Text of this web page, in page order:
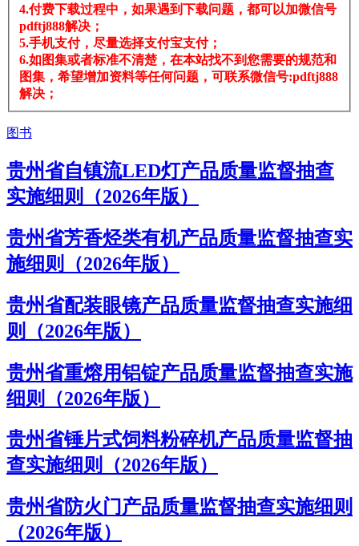
4.付费下载过程中，如果遇到下载问题，都可以加微信号
pdftj888解决；
5.手机支付，尽量选择支付宝支付；
6.如图集或者标准不清楚，在本站找不到您需要的规范和
图集，希望增加资料等任何问题，可联系微信号:pdftj888
解决；
图书
贵州省自镇流LED灯产品质量监督抽查
实施细则（2026年版）
贵州省芳香烃类有机产品质量监督抽查实
施细则（2026年版）
贵州省配装眼镜产品质量监督抽查实施细
则（2026年版）
贵州省重熔用铝锭产品质量监督抽查实施
细则（2026年版）
贵州省锤片式饲料粉碎机产品质量监督抽
查实施细则（2026年版）
贵州省防火门产品质量监督抽查实施细则
（2026年版）